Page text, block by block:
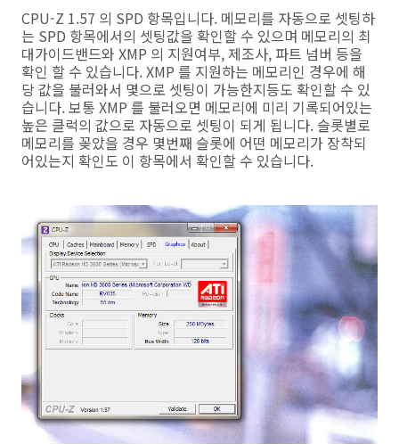
CPU-Z 1.57 의 SPD 항목입니다. 메모리를 자동으로 셋팅하
는 SPD 항목에서의 셋팅값을 확인할 수 있으며 메모리의 최
대가이드밴드와 XMP 의 지원여부, 제조사, 파트 넘버 등을
확인 할 수 있습니다. XMP 를 지원하는 메모리인 경우에 해
당 값을 불러와서 몇으로 셋팅이 가능한지등도 확인할 수 있
습니다. 보통 XMP 를 불러오면 메모리에 미리 기록되어있는
높은 클럭의 값으로 자동으로 셋팅이 되게 됩니다. 슬롯별로
메모리를 꽂았을 경우 몇번째 슬롯에 어떤 메모리가 장착되
어있는지 확인도 이 항목에서 확인할 수 있습니다.